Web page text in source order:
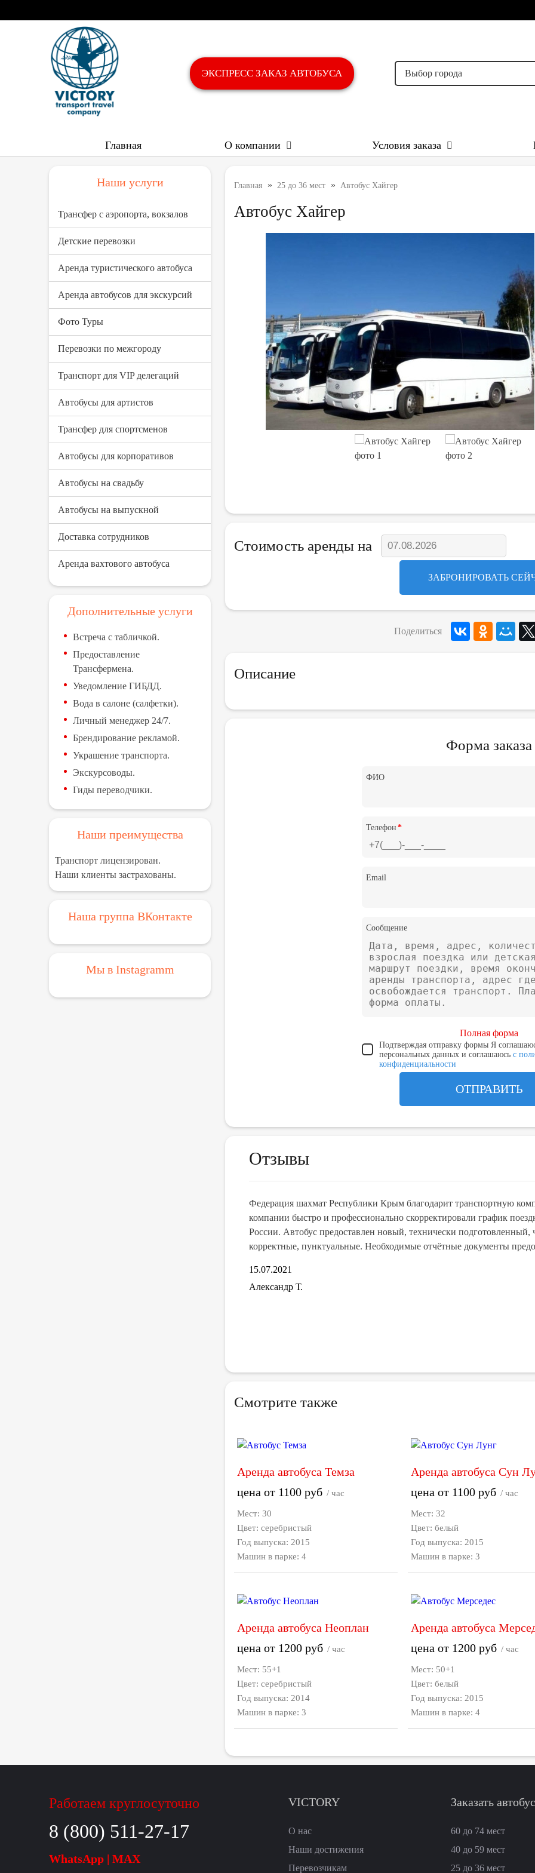
ЭКСПРЕСС ЗAКАЗ АВТОБУСА Выбор города
Главная О компании Условия заказа
Главная » 25 до 36 мест » Автобус Хайгер
Автобус Хайгер
Стоимость аренды на
ЗАБРОНИРОВАТЬ
Поделиться
Описание
Форма заказа
ФИО
Телефон *
Email
Сообщение
Полная форма
Подтверждая отправку формы Я
персональных данных и соглашаюсь с
конфиденциальности
Отзывы
Федерация шахмат Республики Крым благодарит транспортную
компании быстро и профессионально скорректировали график
России. Автобус предоставлен новый, технически
корректные, пунктуальные. Необходимые отчётные документы
15.07.2021
Александр Т.
Смотрите также
Аренда автобуса Темза
цена от 1100руб / час
Мест: 30
Цвет: серебристый
Год выпуска: 2015
Машин в парке: 4
Аренда автобуса Сун
цена от 1100руб / час
Мест: 32
Цвет: белый
Год выпуска: 2015
Машин в парке: 3
Аренда автобуса Неоплан
цена от 1200руб / час
Мест: 55+1
Цвет: серебристый
Год выпуска: 2014
Машин в парке: 3
Аренда автобуса
цена от 1200руб / час
Мест: 50+1
Цвет: белый
Год выпуска: 2015
Машин в парке: 4
Наши услуги
Трансфер с аэропорта, вокзалов
Детские перевозки
Аренда туристического автобуса
Аренда автобусов для экскурсий
Фото Туры
Перевозки по межгороду
Транспорт для VIP делегаций
Автобусы для артистов
Трансфер для спортсменов
Автобусы для корпоративов
Автобусы на свадьбу
Автобусы на выпускной
Доставка сотрудников
Аренда вахтового автобуса
Дополнительные услуги
Встреча с табличкой.
Предоставление
Трансфермена.
Уведомление ГИБДД.
Вода в салоне (салфетки).
Личный менеджер 24/7.
Брендирование рекламой.
Украшение транспорта.
Экскурсоводы.
Гиды переводчики.
Наши преимущества
Транспорт лицензирован.
Наши клиенты застрахованы.
Наша группа ВКонтакте
Мы в Instagramm
Работаем круглосуточно
8 (800) 511-27-17
WhatsApp | MAX
VICTORY
О нас
Наши достижения
Перевозчикам
Заказать автобус
60 до 74 мест
40 до 59 мест
25 до 36 мест